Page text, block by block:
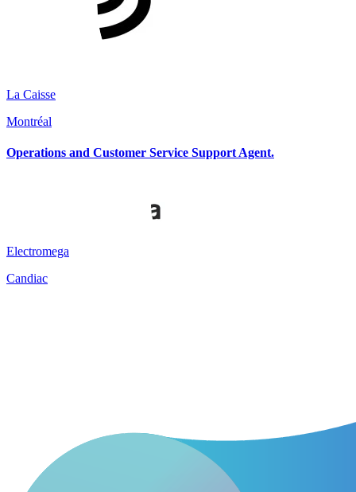
La Caisse
Montréal
Operations and Customer Service Support Agent.
Electromega
Candiac